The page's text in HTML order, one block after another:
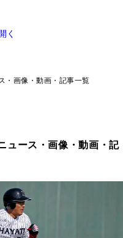
く
・画像・動画・記事一覧
ュース・画像・動画・記